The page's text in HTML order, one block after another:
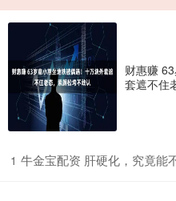
财惠赚
套遮不住
1 牛金宝配资 肝硬化，究竟能